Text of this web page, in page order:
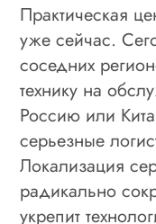
Практическая
уже сейчас.
соседних
технику на
Россию или
серьезные
Локализация
радикально
укрепит